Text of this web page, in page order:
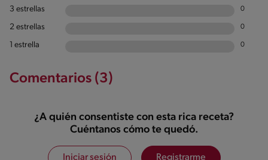
3 estrellas 0
2 estrellas 0
1 estrella 0
Comentarios (3)
¿A quién consentiste con esta rica receta?
Cuéntanos cómo te quedó.
Iniciar sesión Registrarme